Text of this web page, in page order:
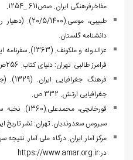
مفاخرفرهنگی ایران. صص611 _1254.
طبیبی،
دانشنامه گلستان.
عزالدوله و
فرامرز طالبی. تهران: دنیای کتاب. 256ص.
فرهنگ
جغرافیایی ارتش. 332 ص.
قورخانچی،
سیروس سعدوندیان. تهران: نشر تاریخ ایران.
مرکز آمار ایران. درگاه ملی آمار.
در:https://www.amar.org.ir